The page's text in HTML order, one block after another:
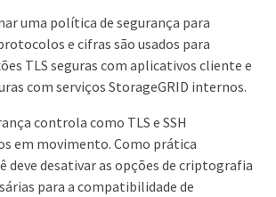
uma política de segurança para
e cifras são usados para
TLS seguras com aplicativos cliente e
com serviços StorageGRID internos.
controla como TLS e SSH
em movimento. Como prática
deve desativar as opções de criptografia
para a compatibilidade de